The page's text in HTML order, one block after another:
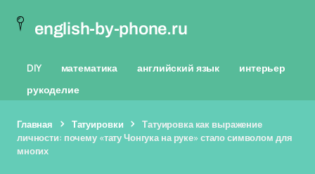
english-by-phone.ru
DIY математика английский язык
интерьер
рукоделие
Главная Татуировки
Татуировка как выражение
личности: почему «тату Чонгука на руке» стало символом для
многих